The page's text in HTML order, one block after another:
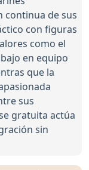
continua de sus
con figuras
como el
en equipo
que la
sus
gratuita actúa
sin